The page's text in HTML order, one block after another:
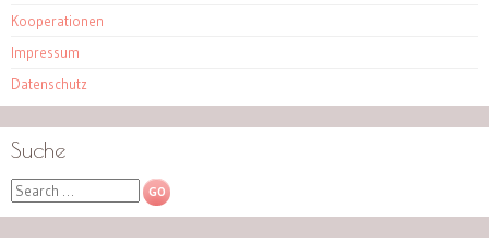
Kooperationen
Impressum
Datenschutz
Suche
Search